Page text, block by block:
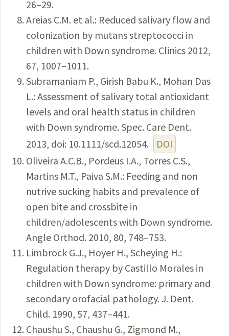
26–29.
Areias C.M. et al.: Reduced salivary flow and
colonization by mutans streptococci in
children with Down syndrome. Clinics 2012,
67, 1007–1011.
Subramaniam P., Girish Babu K., Mohan Das
L.: Assessment of salivary total antioxidant
levels and oral health status in children
with Down syndrome. Spec. Care Dent.
2013, doi: 10.1111/scd.12054.
DOI
Oliveira A.C.B., Pordeus I.A., Torres C.S.,
Martins M.T., Paiva S.M.: Feeding and non
nutrive sucking habits and prevalence of
open bite and crossbite in
children/adolescents with Down syndrome.
Angle Orthod. 2010, 80, 748–753.
Limbrock G.J., Hoyer H., Scheying H.:
Regulation therapy by Castillo Morales in
children with Down syndrome: primary and
secondary orofacial pathology. J. Dent.
Child. 1990, 57, 437–441.
Chaushu S., Chaushu G., Zigmond M.,